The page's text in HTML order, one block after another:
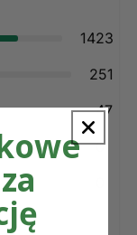
1423
251
47
0